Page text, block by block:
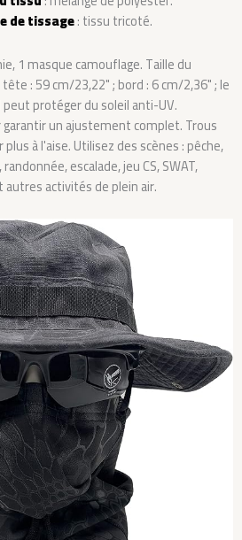
de tissage: tissu tricoté.
1 masque camouflage. Taille du
: 59 cm/23,22" ; bord : 6 cm/2,36" ; le
protéger du soleil anti-UV.
un ajustement complet. Trous
à l'aise. Utilisez des scènes : pêche,
escalade, jeu CS, SWAT,
activités de plein air.